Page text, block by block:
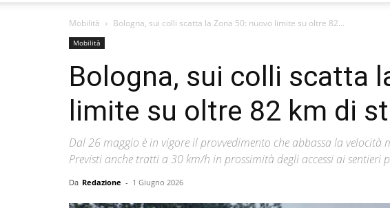
Mobilità Bologna, sui colli scatta la Zona 50: nuovo limite su oltre 82...
Mobilità
Bologna, sui colli scatta
limite su oltre 82 km di
Dal 26 maggio è in vigore il provvedimento che abbassa la
Previsti anche tratti a 30 km/h in prossimità degli accessi ai sentieri
Da Redazione - 1 Giugno 2026